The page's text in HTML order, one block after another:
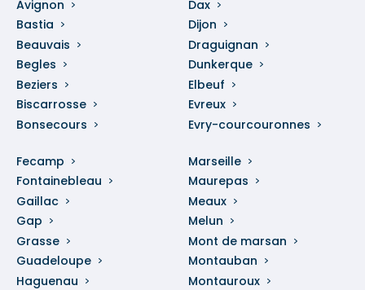
Avignon
Bastia
Beauvais
Begles
Beziers
Biscarrosse
Bonsecours
Dax
Dijon
Draguignan
Dunkerque
Elbeuf
Evreux
Evry-courcouronnes
Fecamp
Fontainebleau
Gaillac
Gap
Grasse
Guadeloupe
Haguenau
Marseille
Maurepas
Meaux
Melun
Mont de marsan
Montauban
Montauroux